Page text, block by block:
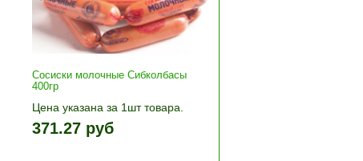
Сосиски молочные Сибколбасы
400гр
Цена указана за 1шт товара.
1шт прибавляется кнопками «+»
и «-». Выберите нужное
371.27 руб